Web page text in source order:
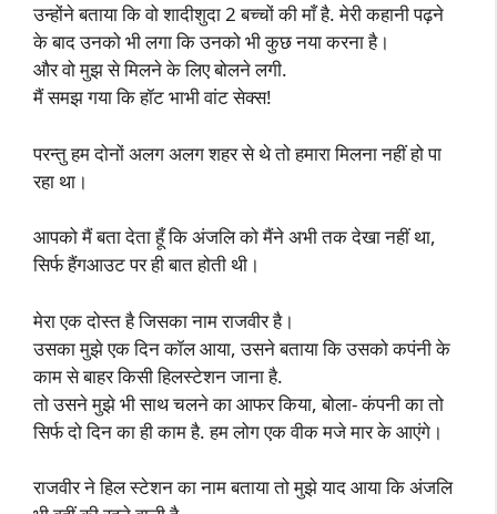
उन्होंने बताया कि वो शादीशुदा 2 बच्चों की माँ है. मेरी कहानी पढ़ने
के बाद उनको भी लगा कि उनको भी कुछ नया करना है।
और वो मुझ से मिलने के लिए बोलने लगी.
मैं समझ गया कि हॉट भाभी वांट सेक्स!
परन्तु हम दोनों अलग अलग शहर से थे तो हमारा मिलना नहीं हो पा
रहा था।
आपको मैं बता देता हूँ कि अंजलि को मैंने अभी तक देखा नहीं था,
सिर्फ हैंगआउट पर ही बात होती थी।
मेरा एक दोस्त है जिसका नाम राजवीर है।
उसका मुझे एक दिन कॉल आया, उसने बताया कि उसको कपंनी के
काम से बाहर किसी हिलस्टेशन जाना है.
तो उसने मुझे भी साथ चलने का आफर किया, बोला- कंपनी का तो
सिर्फ दो दिन का ही काम है. हम लोग एक वीक मजे मार के आएंगे।
राजवीर ने हिल स्टेशन का नाम बताया तो मुझे याद आया कि अंजलि